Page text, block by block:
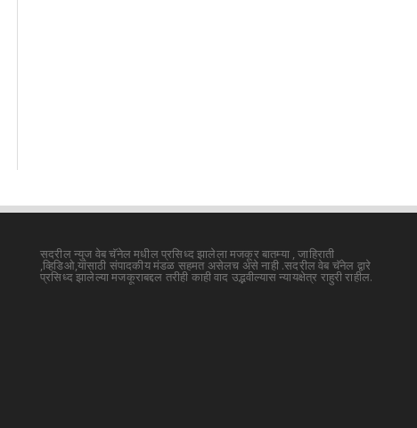
सदरील न्युज वेब चॅनेल मधील प्रसिध्द झालेला मजकूर बातम्या , जाहिराती
,व्हिडिओ,यांसाठी संपादकीय मंडळ सहमत असेलच असे नाही .सदरील वेब चॅनेल द्वारे
प्रसिध्द झालेल्या मजकूराबद्दल तरीही काही वाद उद्भवील्यास न्यायक्षेत्र राहुरी राहील.